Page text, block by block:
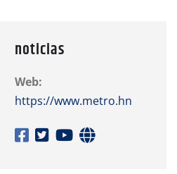
noticias
Web:
https://www.metro.hn